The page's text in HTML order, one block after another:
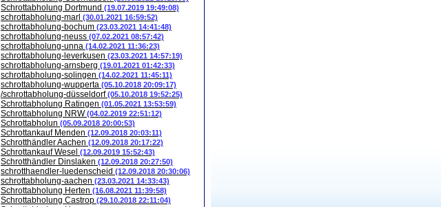
Schrottabholung Dortmund (19.07.2019 19:49:08)
schrottabholung-marl (30.01.2021 16:59:52)
schrottabholung-bochum (23.03.2021 14:41:48)
schrottabholung-neuss (07.02.2021 08:57:42)
schrottabholung-unna (14.02.2021 11:36:23)
schrottabholung-leverkusen (23.03.2021 14:57:19)
schrottabholung-arnsberg (19.01.2021 01:42:33)
schrottabholung-solingen (14.02.2021 11:45:11)
schrottabholung-wupperta (05.10.2018 20:09:17)
/schrottabholung-düsseldorf(05.10.2018 19:52:25)
Schrottabholung Ratingen (01.05.2021 13:53:59)
Schrottabholung NRW(04.02.2019 22:51:12)
Schrottabholun (05.09.2018 20:00:53)
Schrottankauf Menden (12.09.2018 20:03:11)
Schrotthändler Aachen (12.09.2018 20:17:22)
Schrottankauf Wesel (12.09.2019 15:52:43)
Schrotthändler Dinslaken (12.09.2018 20:27:50)
schrotthaendler-luedenscheid (12.09.2018 20:30:06)
schrottabholung-aachen (23.03.2021 14:33:43)
Schrottabholung Herten (16.08.2021 11:39:58)
Schrottabholung Castrop (29.10.2018 22:11:04)